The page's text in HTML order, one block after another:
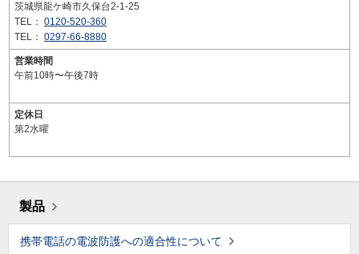
茨城県龍ケ崎市久保台2-1-25
TEL： 0120-520-360
TEL： 0297-66-8880
営業時間
午前10時〜午後7時
定休日
第2水曜
製品
携帯電話の電波防護への適合性について